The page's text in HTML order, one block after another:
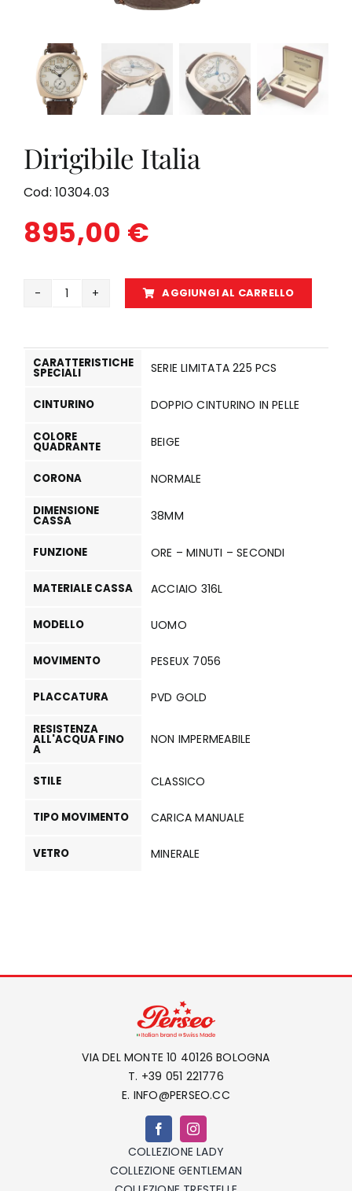
Dirigibile Italia
Cod:10304.03
895,00 €
Dirigibile
quantità
AGGIUNGI AL CARRELLO
CARATTERISTICHE
SPECIALI SERIE LIMITATA 225 PCS
CINTURINO DOPPIO CINTURINO IN PELLE
COLORE
QUADRANTE BEIGE
CORONA NORMALE
DIMENSIONE
CASSA 38MM
FUNZIONE ORE – MINUTI – SECONDI
MATERIALE CASSA ACCIAIO 316L
MODELLO UOMO
MOVIMENTO PESEUX 7056
PLACCATURA PVD GOLD
RESISTENZA
ALL'ACQUA FINO
A
NON IMPERMEABILE
STILE CLASSICO
TIPO MOVIMENTO CARICA MANUALE
VETRO MINERALE
VIA DEL MONTE 10 40126 BOLOGNA
T. +39 051 221776
E. INFO@PERSEO.CC
COLLEZIONE LADY
COLLEZIONE GENTLEMAN